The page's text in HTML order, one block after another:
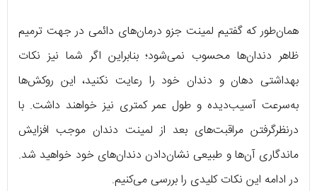
همان‌طور که گفتیم لمینت جزو درمان‌های دائمی در جهت ترمیم
ظاهر دندان‌ها محسوب نمی‌شود؛ بنابراین اگر شما نیز نکات
بهداشتی دهان و دندان خود را رعایت نکنید، این روکش‌ها
به‌سرعت آسیب‌دیده و طول عمر کمتری نیز خواهند داشت. با
درنظرگرفتن مراقبت‌های بعد از لمینت دندان موجب افزایش
ماندگاری آن‌ها و طبیعی نشان‌دادن دندان‌های خود خواهید شد.
در ادامه این نکات کلیدی را بررسی می‌کنیم.